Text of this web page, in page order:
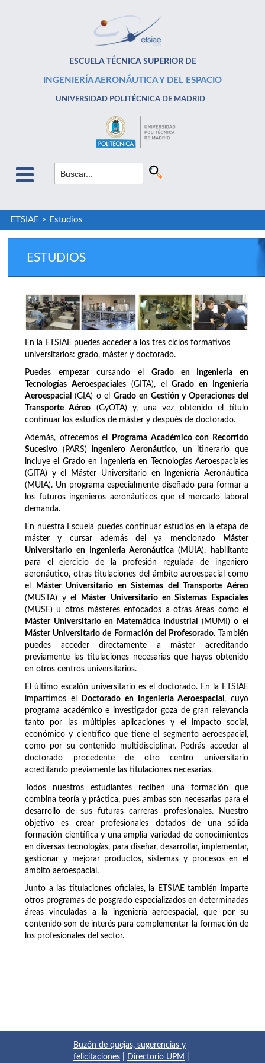
ESCUELA TÉCNICA SUPERIOR DE
INGENIERÍA AERONÁUTICA Y DEL ESPACIO
UNIVERSIDAD POLITÉCNICA DE MADRID
ETSIAE > Estudios
ESTUDIOS
En la ETSIAE puedes acceder a los tres ciclos formativos
universitarios: grado, máster y doctorado.
Puedes empezar cursando el Grado en Ingeniería en
Tecnologías Aeroespaciales(GITA), elGrado en Ingeniería
Aeroespacial (GIA) o elGrado en Gestión y Operaciones del
Transporte Aéreo (GyOTA) y, una vez obtenido el título
continuar los estudios de máster y después de doctorado.
Además, ofrecemos el
Programa Académico con Recorrido
Sucesivo (PARS) Ingeniero Aeronáutico, un itinerario que
incluye el Grado en Ingeniería en Tecnologías Aeroespaciales
(GITA) y el Máster Universitario en Ingeniería Aeronáutica
(MUIA). Un programa especialmente diseñado para formar a
los futuros ingenieros aeronáuticos que el mercado laboral
demanda.
En nuestra Escuela puedes continuar estudios en la etapa de
máster y cursar además del ya mencionado
Máster
Universitario en Ingeniería Aeronáutica(MUIA), habilitante
para el ejercicio de la profesión regulada de ingeniero
aeronáutico, otras titulaciones del ámbito aeroespacial como
el
Máster Universitario en Sistemas del Transporte Aéreo
(MUSTA) y el
Máster Universitario en Sistemas Espaciales
(MUSE) u otros másteres enfocados a otras áreas como el
Máster Universitario en Matemática Industrial
(MUMI) o el
Máster Universitario de Formación del Profesorado. También
puedes acceder directamente a máster acreditando
previamente las titulaciones necesarias que hayas obtenido
en otros centros universitarios.
El último escalón universitario es el doctorado. En la ETSIAE
impartimos el
Doctorado en Ingeniería Aeroespacial, cuyo
programa académico e investigador goza de gran relevancia
tanto por las múltiples aplicaciones y el impacto social,
económico y científico que tiene el segmento aeroespacial,
como por su contenido multidisciplinar. Podrás acceder al
doctorado procedente de otro centro universitario
acreditando previamente las titulaciones necesarias.
Todos nuestros estudiantes reciben una formación que
combina teoría y práctica, pues ambas son necesarias para el
desarrollo de sus futuras carreras profesionales. Nuestro
objetivo es crear profesionales dotados de una sólida
formación científica y una amplia variedad de conocimientos
en diversas tecnologías, para diseñar, desarrollar, implementar,
gestionar y mejorar productos, sistemas y procesos en el
ámbito aeroespacial.
Junto a las titulaciones oficiales, la ETSIAE también imparte
otros programas de posgrado especializados en determinadas
áreas vinculadas a la ingeniería aeroespacial, que por su
contenido son de interés para complementar la formación de
los profesionales del sector.
Buzón de quejas, sugerencias y
felicitaciones
Directorio UPM